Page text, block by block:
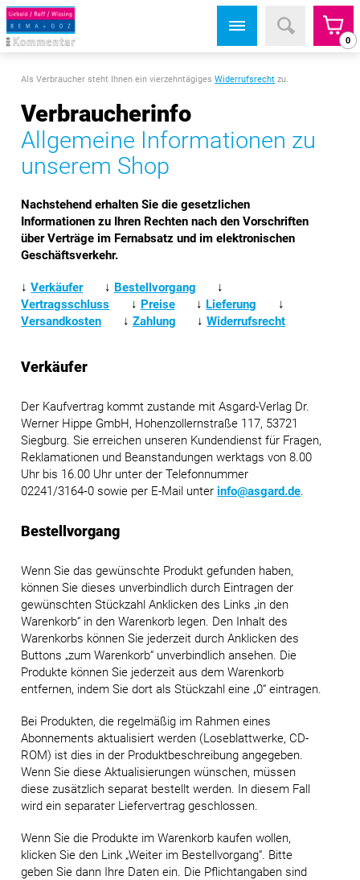
0
Als Verbraucher steht Ihnen ein vierzehntägigesWiderrufsrecht zu.
Verbraucherinfo
Allgemeine Informationen zu
unserem Shop
Nachstehend erhalten Sie die gesetzlichen
Informationen zu Ihren Rechten nach den Vorschriften
über Verträge im Fernabsatz und im elektronischen
Geschäftsverkehr.
↓Verkäufer ↓ Bestellvorgang
↓
Vertragsschluss
↓ Preise ↓ Lieferung
↓
Versandkosten
↓ Zahlung ↓Widerrufsrecht
Verkäufer
Der Kaufvertrag kommt zustande mit Asgard-Verlag Dr.
Werner Hippe GmbH, Hohenzollernstraße 117, 53721
Siegburg. Sie erreichen unseren Kundendienst für Fragen,
Reklamationen und Beanstandungen werktags von 8.00
Uhr bis 16.00 Uhr unter der Telefonnummer
02241/3164‑0 sowie per E-Mail unterinfo@asgard.de.
Bestellvorgang
Wenn Sie das gewünschte Produkt gefunden haben,
können Sie dieses unverbindlich durch Eintragen der
gewünschten Stückzahl Anklicken des Links „in den
Warenkorb“ in den Warenkorb legen. Den Inhalt des
Warenkorbs können Sie jederzeit durch Anklicken des
Buttons „zum Warenkorb“ unverbindlich ansehen. Die
Produkte können Sie jederzeit aus dem Warenkorb
entfernen, indem Sie dort als Stückzahl eine „0“ eintragen.
Bei Produkten, die regelmäßig im Rahmen eines
Abonnements aktualisiert werden (Loseblattwerke, CD-
ROM) ist dies in der Produktbeschreibung angegeben.
Wenn Sie diese Aktualisierungen wünschen, müssen
diese zusätzlich separat bestellt werden. In diesem Fall
wird ein separater Liefervertrag geschlossen.
Wenn Sie die Produkte im Warenkorb kaufen wollen,
klicken Sie den Link „Weiter im Bestellvorgang“. Bitte
geben Sie dann Ihre Daten ein. Die Pflichtangaben sind